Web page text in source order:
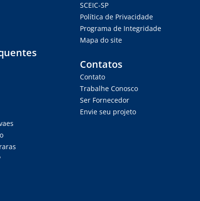
SCEIC-SP
Política de Privacidade
Programa de Integridade
Mapa do site
Contatos
Contato
Trabalhe Conosco
Ser Fornecedor
Envie seu projeto